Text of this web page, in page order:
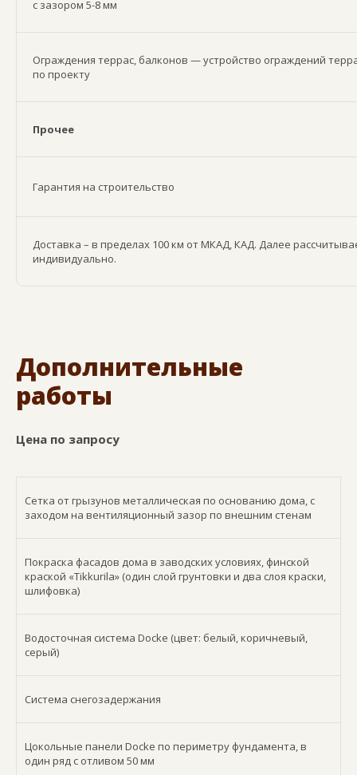
с зазором 5-8 мм
Ограждения террас, балконов — устройство ограждений
по проекту
Прочее
Гарантия на строительство
Доставка – в пределах 100 км от МКАД, КАД. Далее
индивидуально.
Дополнительные
работы
Цена по запросу
Сетка от грызунов металлическая по основанию дома, с
заходом на вентиляционный зазор по внешним стенам
Покраска фасадов дома в заводских условиях, финской
краской «Tikkurila» (один слой грунтовки и два слоя краски,
шлифовка)
Водосточная система Docke (цвет: белый, коричневый,
серый)
Система снегозадержания
Цокольные панели Docke по периметру фундамента, в
один ряд с отливом 50 мм